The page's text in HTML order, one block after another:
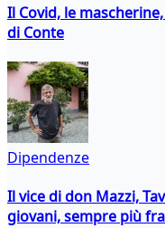
Il Covid, le
di Conte
Dipendenze
Il vice di don Mazzi,
giovani, sempre più